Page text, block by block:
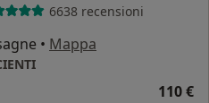
6638 recensioni
• Mappa
110 €